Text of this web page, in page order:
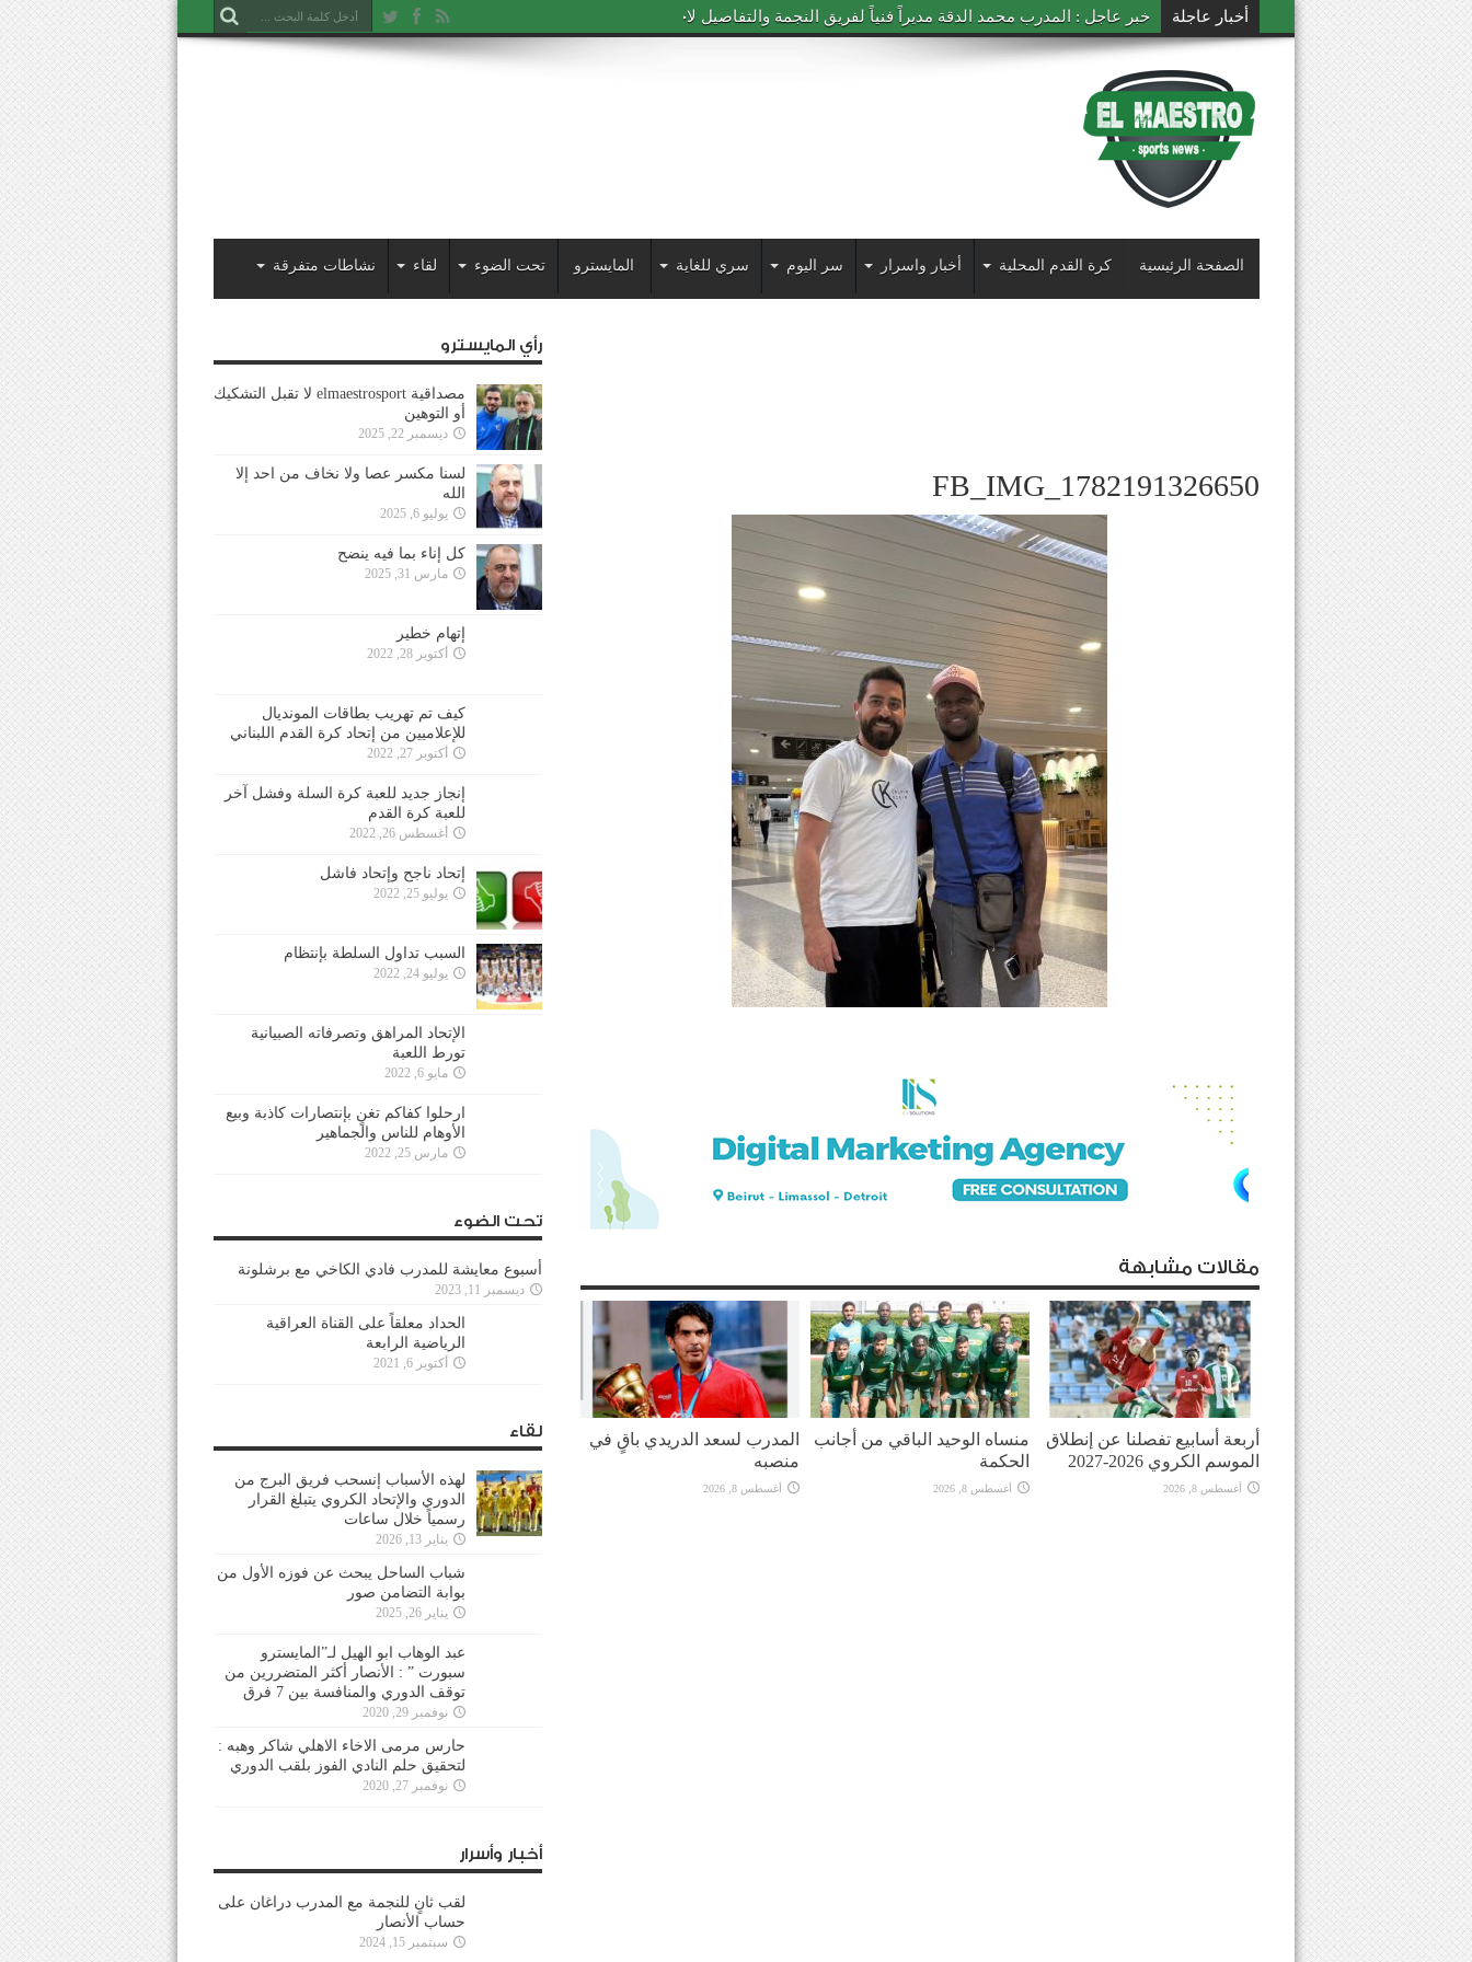
أخبار عاجلة خبر عاجل : المدرب محمد الدقة مديراً فنياً لفريق النجمة والتفاصيل لاحقاً
الصفحة الرئيسية كرة القدم المحلية أخبار واسرار سر اليوم سري للغاية المايسترو تحت الضوء لقاء نشاطات متفرقة
FB_IMG_1782191326650
مقالات مشابهة
أربعة أسابيع تفصلنا عن إنطلاق
الموسم الكروي 2026-2027
أغسطس 8, 2026
منساه الوحيد الباقي من أجانب
الحكمة
أغسطس 8, 2026
المدرب لسعد الدريدي باقٍ في
منصبه
أغسطس 8, 2026
رأي المايسترو
مصداقية elmaestrosport لا تقبل التشكيك
أو التوهين
ديسمبر 22, 2025
لسنا مكسر عصا ولا نخاف من احد إلا
الله
يوليو 6, 2025
كل إناء بما فيه ينضح
مارس 31, 2025
إتهام خطير
أكتوبر 28, 2022
كيف تم تهريب بطاقات المونديال
للإعلاميين من إتحاد كرة القدم اللبناني
أكتوبر 27, 2022
إنجاز جديد للعبة كرة السلة وفشل آخر
للعبة كرة القدم
أغسطس 26, 2022
إتحاد ناجح وإتحاد فاشل
يوليو 25, 2022
السبب تداول السلطة بإنتظام
يوليو 24, 2022
الإتحاد المراهق وتصرفاته الصبيانية
تورط اللعبة
مايو 6, 2022
ارحلوا كفاكم تغنٍ بإنتصارات كاذبة وبيع
الأوهام للناس والجماهير
مارس 25, 2022
تحت الضوء
أسبوع معايشة للمدرب فادي الكاخي مع برشلونة
ديسمبر 11, 2023
الحداد معلقاً على القناة العراقية
الرياضية الرابعة
أكتوبر 6, 2021
لقاء
لهذه الأسباب إنسحب فريق البرج من
الدوري والإتحاد الكروي يتبلغ القرار
رسمياً خلال ساعات
يناير 13, 2026
شباب الساحل يبحث عن فوزه الأول من
بوابة التضامن صور
يناير 26, 2025
عبد الوهاب ابو الهيل لـ”المايسترو
سبورت ” : الأنصار أكثر المتضررين من
توقف الدوري والمنافسة بين 7 فرق
نوفمبر 29, 2020
حارس مرمى الاخاء الاهلي شاكر وهبه :
لتحقيق حلم النادي الفوز بلقب الدوري
نوفمبر 27, 2020
أخبار وأسرار
لقب ثانٍ للنجمة مع المدرب دراغان على
حساب الأنصار
سبتمبر 15, 2024